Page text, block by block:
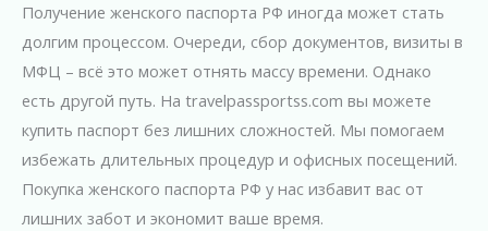
Получение женского паспорта РФ иногда может стать
долгим процессом. Очереди, сбор документов, визиты в
МФЦ – всё это может отнять массу времени. Однако
есть другой путь. На travelpassportss.com вы можете
купить паспорт без лишних сложностей. Мы помогаем
избежать длительных процедур и офисных посещений.
Покупка женского паспорта РФ у нас избавит вас от
лишних забот и экономит ваше время.